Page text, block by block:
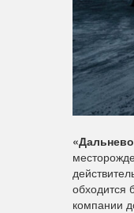
обходится
компании